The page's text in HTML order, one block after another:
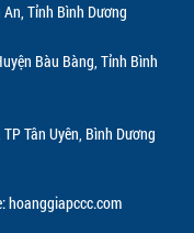
Tỉnh Bình Dương
Bàu Bàng, Tỉnh Bình
Tân Uyên, Bình Dương
hoanggiapccc.com